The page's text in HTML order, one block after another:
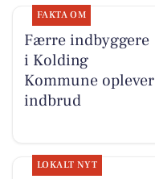
FAKTA OM
Færre indbyggere
i Kolding
Kommune oplever
indbrud
LOKALT NYT